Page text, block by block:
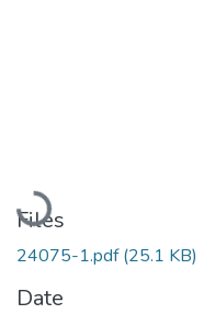
Loading...
Files
24075-1.pdf(25.1 KB)
Date